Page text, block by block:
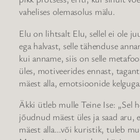
vahelises olemasolus mälu.
Elu on lihtsalt Elu, sellel ei ole
ega halvast, selle tähenduse
kui anname, siis on selle
üles, motiveerides ennast,
mäest alla, emotsioonide
Äkki ütleb mulle Teine Ise: „Sel
jõudnud mäest üles ja saad aru,
mäest alla…või kuristik, tuleb